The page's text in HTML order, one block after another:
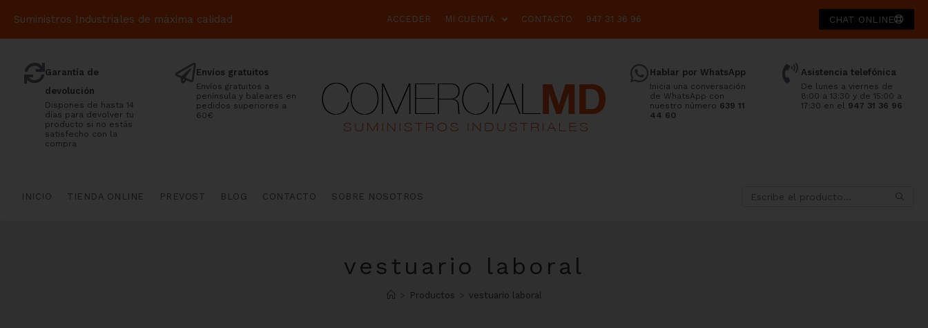
Suministros Industriales de máxima calidad ACCEDER MI CUENTA CONTACTO 947 31 36 96 CHAT ONLINE
Garantía de
devolución
Dispones de hasta 14
días para devolver tu
producto si no estás
satisfecho con la
compra
Envíos gratuitos
Envíos gratuitos a
península y baleares en
pedidos superiores a
60€
Hablar por WhatsApp
Inicia una conversación
de WhatsApp con
nuestro número 639 11
44 60
Asistencia telefónica
De lunes a viernes de
8:00 a 13:30 y de 15:00 a
17:30 en el 947 31 36 96
INICIO TIENDA ONLINE PREVOST BLOG CONTACTO SOBRE NOSOTROS
vestuario laboral
Productos vestuario laboral